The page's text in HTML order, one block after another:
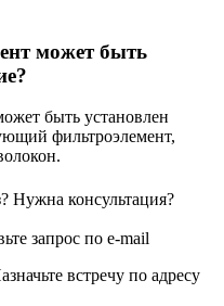
может быть
быть установлен
фильтроэлемент,
Нужна консультация?
запрос по e-mail
встречу по адресу